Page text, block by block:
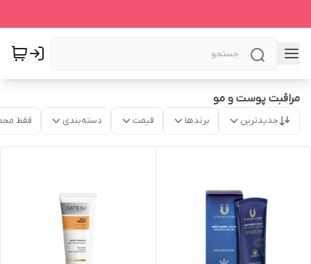
مراقبت پوست و مو
جدیدترین برندها قیمت دسته‌بندی فقط